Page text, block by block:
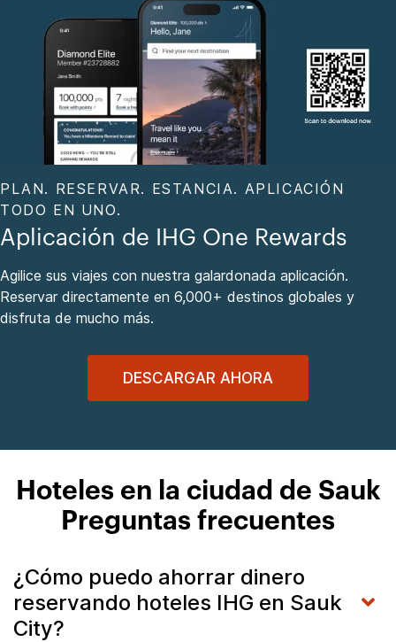
PLAN. RESERVAR. ESTANCIA. APLICACIÓN
TODO EN UNO.
Aplicación de IHG One Rewards
Agilice sus viajes con nuestra galardonada aplicación.
Reservar directamente en 6,000+ destinos globales y
disfruta de mucho más.
DESCARGAR AHORA
Hoteles en la ciudad de Sauk
Preguntas frecuentes
¿Cómo puedo ahorrar dinero
reservando hoteles IHG en Sauk
City?